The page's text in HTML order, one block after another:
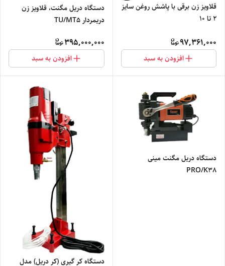
قلاویز زن برقی با پاشش روغن سایز
2 تا 10
97,361,000
افزودن به سبد
دستگاه دریل مگنت، قلاویز زن
دریمردار TU/MT5
395,000,000
افزودن به سبد
دستگاه دریل مگنت مینی
PRO/K38
دستگاه کر گیری (کر دریل) مدل